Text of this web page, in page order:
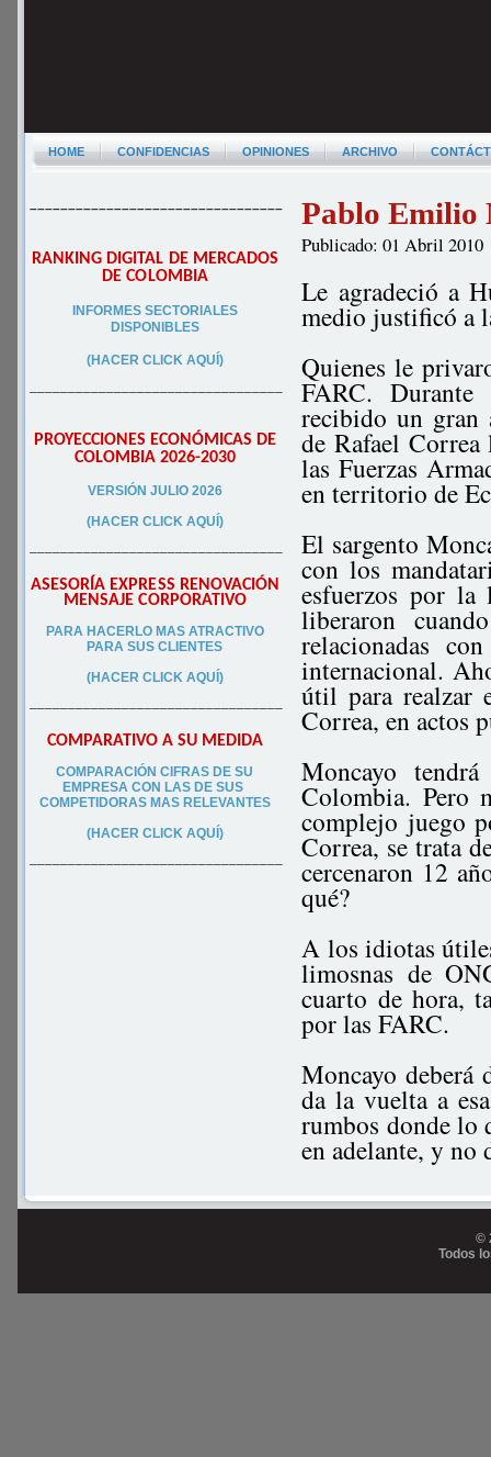
HOME CONFIDENCIAS OPINIONES ARCHIVO
–––––––––––––––––––––––––––––––––
RANKING DIGITAL DE MERCADOS
DE COLOMBIA
INFORMES SECTORIALES
DISPONIBLES
(HACER CLICK AQUÍ)
–––––––––––––––––––––––––––––––––
PROYECCIONES ECONÓMICAS DE
COLOMBIA 2026-2030
VERSIÓN JULIO 2026
(HACER CLICK AQUÍ)
–––––––––––––––––––––––––––––––––
ASESORÍA EXPRESS RENOVACIÓN
MENSAJE CORPORATIVO
PARA HACERLO MAS ATRACTIVO
PARA SUS CLIENTES
(HACER CLICK AQUÍ)
–––––––––––––––––––––––––––––––––
COMPARATIVO A SU MEDIDA
COMPARACIÓN CIFRAS DE SU
EMPRESA CON LAS DE SUS
COMPETIDORAS MAS RELEVANTES
(HACER CLICK AQUÍ)
–––––––––––––––––––––––––––––––––
Pablo Emilio
Publicado: 01 Abril 2010
Le agradeció a
medio justificó a
Quienes le
FARC.
recibido un gran
de Rafael
las Fuerzas
en territorio de
El sargento
con los
esfuerzos por la
liberaron
relacionadas
internacional.
útil para realzar
Correa, en actos
Moncayo
Colombia. Pero
complejo juego
Correa, se trata
cercenaron 12
qué?
A los idiotas
limosnas de
cuarto de hora,
por las FARC.
Moncayo deberá
da la vuelta a
rumbos donde lo
en adelante, y no
©
Todos